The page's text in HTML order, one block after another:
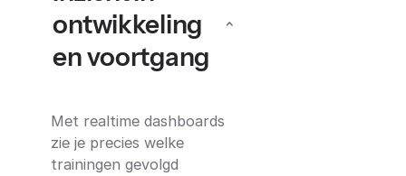
ontwikkeling
en voortgang
Met realtime dashboards
zie je precies welke
trainingen gevolgd